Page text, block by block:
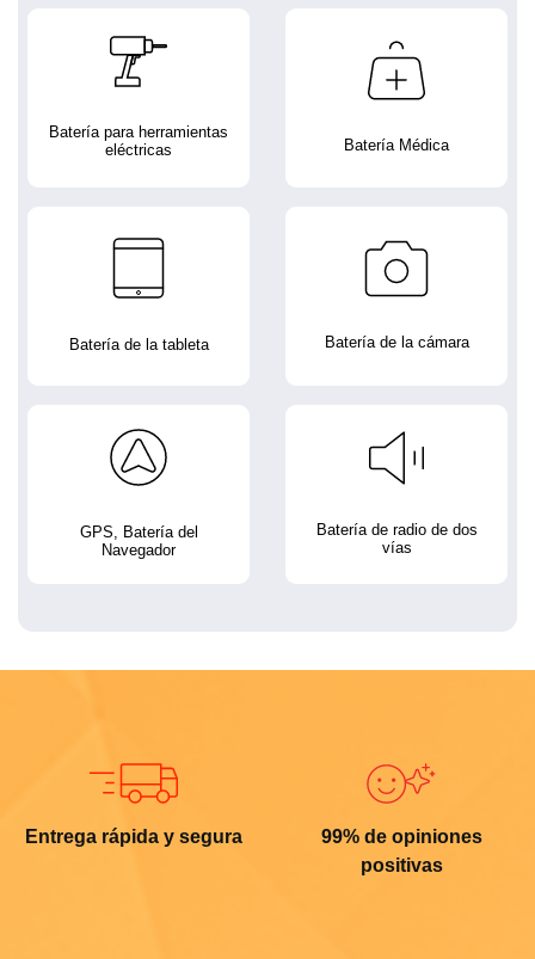
Batería para herramientas
eléctricas
Batería Médica
Batería de la tableta Batería de la cámara
GPS, Batería del
Navegador
Batería de radio de dos
vías
Entrega rápida y segura
99% de opiniones
positivas